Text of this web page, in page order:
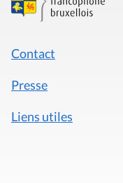
Contact
Presse
Liens utiles